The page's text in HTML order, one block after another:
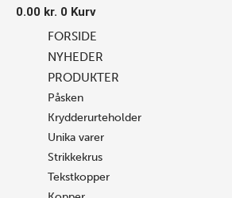
0.00 kr. 0 Kurv
FORSIDE
NYHEDER
PRODUKTER
Påsken
Krydderurteholder
Unika varer
Strikkekrus
Tekstkopper